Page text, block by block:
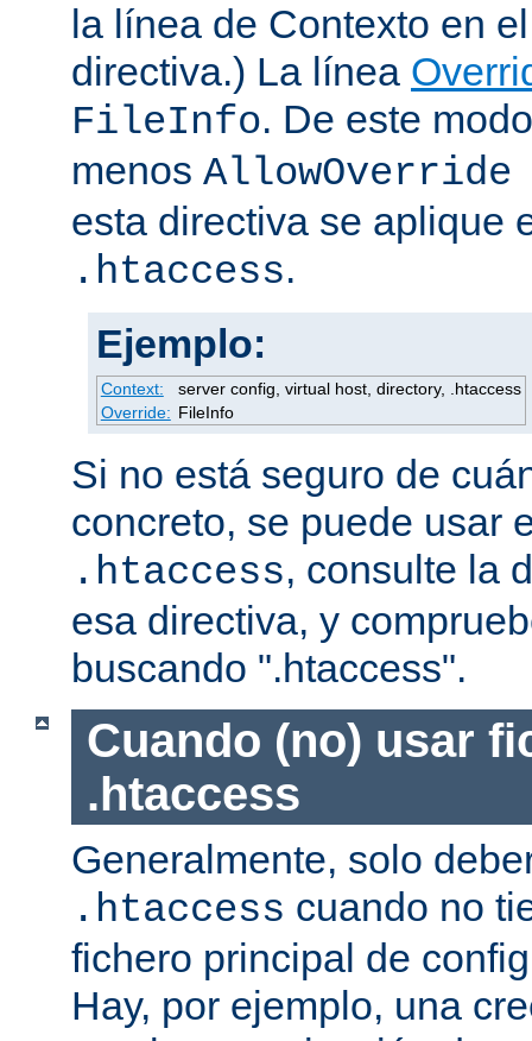
la línea de Contexto en
directiva.) La línea
FileInfo. De este
menos
esta directiva se aplique
.htaccess.
Ejemplo:
Context:
server config, virtual host, directory, .htaccess
Override: FileInfo
Si no está seguro de
concreto, se puede usar
.htaccess, consulte la
esa directiva, y
buscando ".htaccess".
Cuando (no) usar
.htaccess
Generalmente, solo
.htaccess cuando no
fichero principal de
Hay, por ejemplo, una